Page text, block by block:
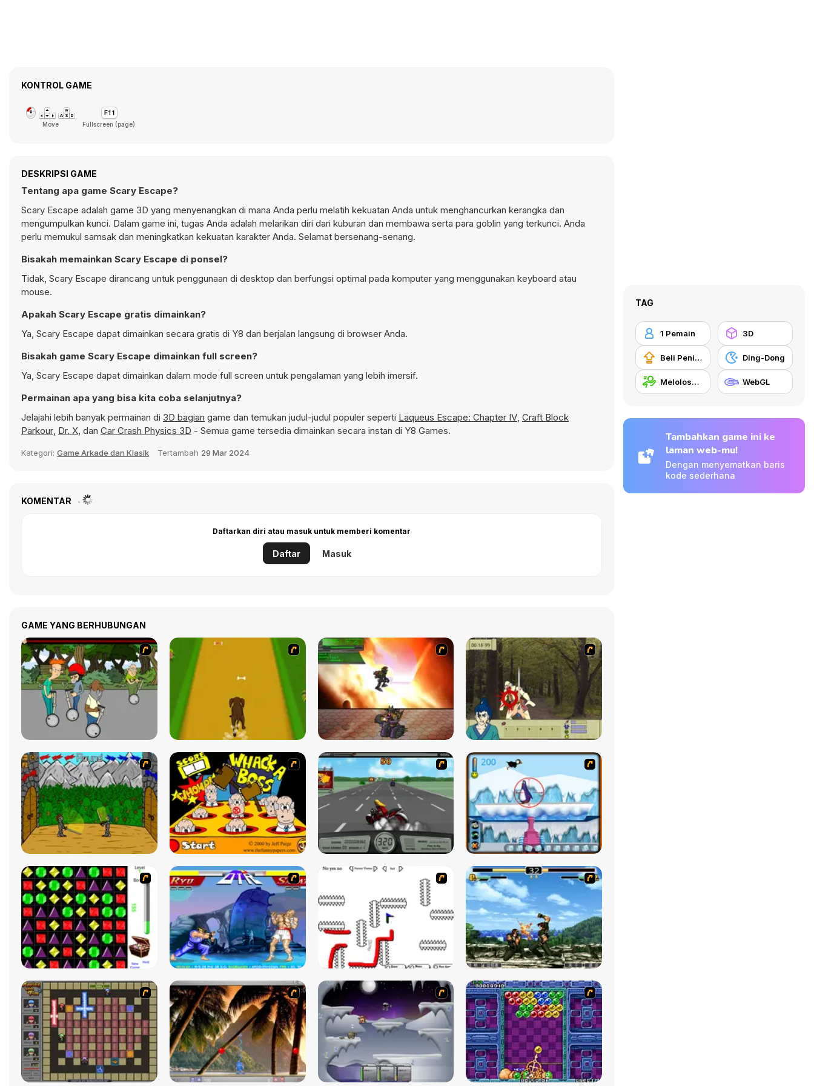
KONTROL GAME
Move Fullscreen (page)
DESKRIPSI GAME
Tentang apa game Scary Escape?
Scary Escape adalah game 3D yang menyenangkan di mana Anda perlu melatih kekuatan Anda untuk menghancurkan kerangka dan
mengumpulkan kunci. Dalam game ini, tugas Anda adalah melarikan diri dari kuburan dan membawa serta para goblin yang terkunci. Anda
perlu memukul samsak dan meningkatkan kekuatan karakter Anda. Selamat bersenang-senang.
Bisakah memainkan Scary Escape di ponsel?
Tidak, Scary Escape dirancang untuk penggunaan di desktop dan berfungsi optimal pada komputer yang menggunakan keyboard atau
mouse.
Apakah Scary Escape gratis dimainkan?
Ya, Scary Escape dapat dimainkan secara gratis di Y8 dan berjalan langsung di browser Anda.
Bisakah game Scary Escape dimainkan full screen?
Ya, Scary Escape dapat dimainkan dalam mode full screen untuk pengalaman yang lebih imersif.
Permainan apa yang bisa kita coba selanjutnya?
Jelajahi lebih banyak permainan di 3D bagian game dan temukan judul-judul populer seperti Laqueus Escape: Chapter IV, Craft Block
Parkour, Dr. X, dan Car Crash Physics 3D - Semua game tersedia dimainkan secara instan di Y8 Games.
Kategori: Game Arkade dan Klasik Tertambah 29 Mar 2024
KOMENTAR
Daftarkan diri atau masuk untuk memberi komentar
Daftar Masuk
GAME YANG BERHUBUNGAN
TAG
1 Pemain 3D
Beli Peningkat Peralatan Ding-Dong
Meloloskan Diri WebGL
Tambahkan game ini ke
laman web-mu!
Dengan menyematkan baris
kode sederhana